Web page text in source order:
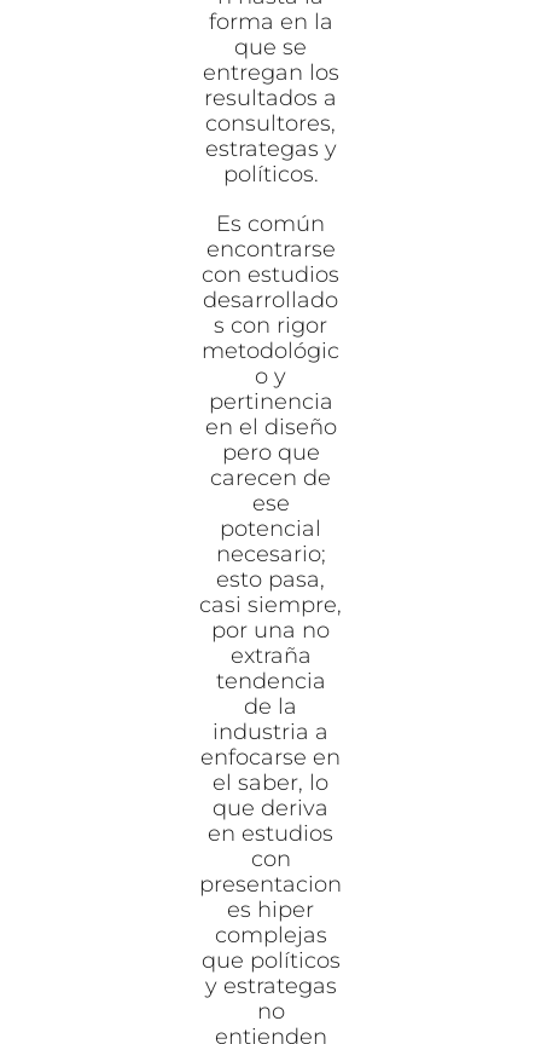
forma en la
que se
entregan los
resultados a
consultores,
estrategas y
políticos.
Es común
encontrarse
con estudios
desarrollado
s con rigor
metodológic
o y
pertinencia
en el diseño
pero que
carecen de
ese
potencial
necesario;
esto pasa,
casi siempre,
por una no
extraña
tendencia
de la
industria a
enfocarse en
el saber, lo
que deriva
en estudios
con
presentacion
es hiper
complejas
que políticos
y estrategas
no
entienden